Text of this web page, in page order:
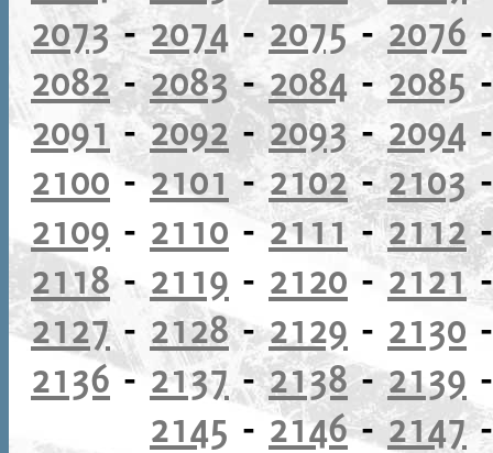
2073-2074 - 2075-2076
2082-2083-2084-2085
2091 -2092-2093-2094
2100 -2101-2102-2103
2109 - 2110 -2111-2112
2118- 2119 - 2120 - 2121
2127- 2128-2129 - 2130
2136- 2137-2138-2139
2145 - 2146-2147